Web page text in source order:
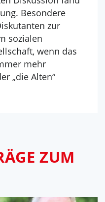
Besondere
zur
sozialen
wenn das
mehr
„die Alten“
ZUM